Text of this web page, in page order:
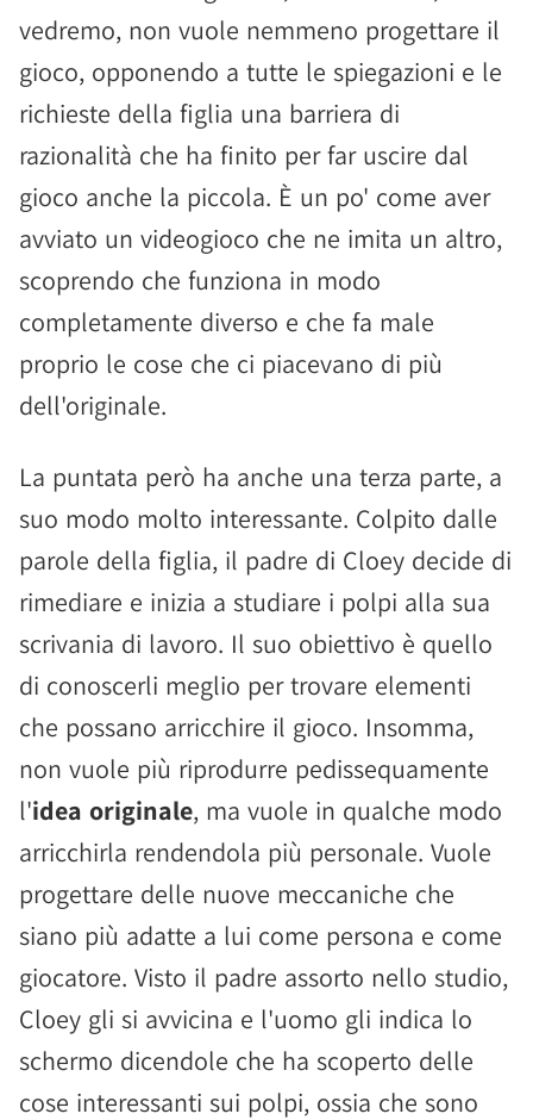
vedremo, non vuole nemmeno progettare il
gioco, opponendo a tutte le spiegazioni e le
richieste della figlia una barriera di
razionalità che ha finito per far uscire dal
gioco anche la piccola. È un po' come aver
avviato un videogioco che ne imita un altro,
scoprendo che funziona in modo
completamente diverso e che fa male
proprio le cose che ci piacevano di più
dell'originale.
La puntata però ha anche una terza parte, a
suo modo molto interessante. Colpito dalle
parole della figlia, il padre di Cloey decide di
rimediare e inizia a studiare i polpi alla sua
scrivania di lavoro. Il suo obiettivo è quello
di conoscerli meglio per trovare elementi
che possano arricchire il gioco. Insomma,
non vuole più riprodurre pedissequamente
l'idea originale, ma vuole in qualche modo
arricchirla rendendola più personale. Vuole
progettare delle nuove meccaniche che
siano più adatte a lui come persona e come
giocatore. Visto il padre assorto nello studio,
Cloey gli si avvicina e l'uomo gli indica lo
schermo dicendole che ha scoperto delle
cose interessanti sui polpi, ossia che sono